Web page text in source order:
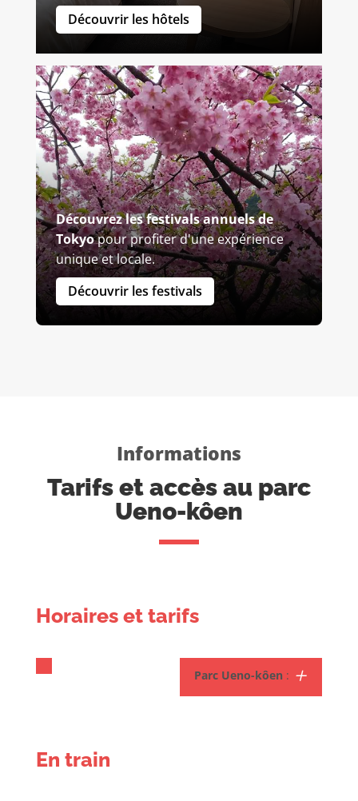
Découvrir les hôtels
Découvrez les festivals annuels de
Tokyopour profiter d'une expérience
unique et locale.
Découvrir les festivals
Informations
Tarifs et accès au parc
Ueno-kôen
Horaires et tarifs
Parc Ueno-kôen:
En train